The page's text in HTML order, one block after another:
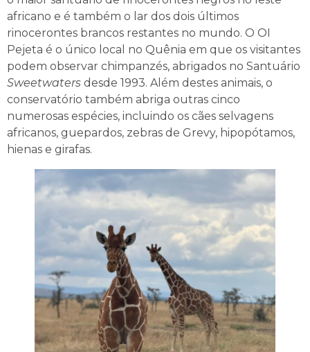
africano e é também o lar dos dois últimos
rinocerontes brancos restantes no mundo. O OI
Pejeta é o único local no Quênia em que os visitantes
podem observar chimpanzés, abrigados no Santuário
Sweetwaters desde 1993. Além destes animais, o
conservatório também abriga outras cinco
numerosas espécies, incluindo os cães selvagens
africanos, guepardos, zebras de Grevy, hipopótamos,
hienas e girafas.